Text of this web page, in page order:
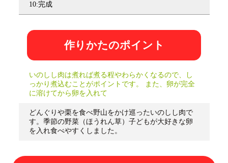
10:完成
作りかたのポイント
いのしし肉は煮れば煮る程やわらかくなるので、し
っかり煮込むことがポイントです。 また、卵が完全
に溶けてから卵を入れて
どんぐりや栗を食べ野山をかけ巡ったいのしし肉で
す。季節の野菜（ほうれん草）子どもが大好きな卵
を入れ食べやすくしました。